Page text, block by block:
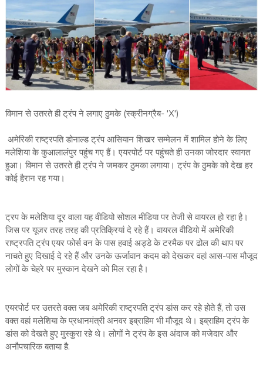
विमान से उतरते ही ट्रंप ने लगाए ठुमके (स्क्रीनग्रैब- 'X')
अमेरिकी राष्ट्रपति डोनाल्ड ट्रंप आसियान शिखर सम्मेलन में शामिल होने के लिए
मलेशिया के कुआलालंपुर पहुंच गए हैं। एयरपोर्ट पर पहुंचते ही उनका जोरदार स्वागत
हुआ। विमान से उतरते ही ट्रंप ने जमकर ठुमका लगाया। ट्रंप के ठुमके को देख हर
कोई हैरान रह गया।
ट्रप के मलेशिया दूर वाला यह वीडियो सोशल मीडिया पर तेजी से वायरल हो रहा है।
जिस पर यूजर तरह तरह की प्रतिक्रियां दे रहे हैं। वायरल वीडियो में अमेरिकी
राष्ट्रपति ट्रंप एयर फोर्स वन के पास हवाई अड्डे के टरमैक पर ढोल की थाप पर
नाचते हुए दिखाई दे रहे हैं और उनके ऊर्जावान कदम को देखकर वहां आस-पास मौजूद
लोगों के चेहरे पर मुस्कान देखने को मिल रहा है।
एयरपोर्ट पर उतरते वक्त जब अमेरिकी राष्ट्रपति ट्रंप डांस कर रहे होते हैं, तो उस
वक्त वहां मलेशिया के प्रधानमंत्री अनवर इब्राहिम भी मौजूद थे। इब्राहिम ट्रंप के
डांस को देखते हुए मुस्कुरा रहे थे। लोगों ने ट्रंप के इस अंदाज को मजेदार और
अनौपचारिक बताया है.